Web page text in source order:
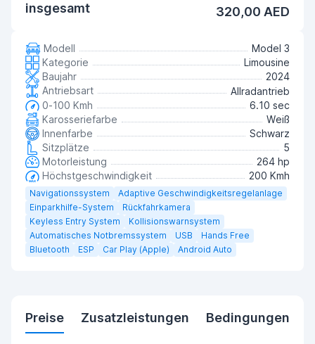
insgesamt 320,00 AED
Modell
Model 3
Kategorie
Limousine
Baujahr
2024
Antriebsart
Allradantrieb
0-100 Kmh
6.10 sec
Karosseriefarbe
Weiß
Innenfarbe
Schwarz
Sitzplätze
5
Motorleistung
264 hp
Höchstgeschwindigkeit
200 Kmh
Navigationssystem
Adaptive Geschwindigkeitsregelanlage
Einparkhilfe-System
Rückfahrkamera
Keyless Entry System
Kollisionswarnsystem
Automatisches Notbremssystem
USB
Hands Free
Bluetooth
ESP Car Play (Apple) Android Auto
Preise Zusatzleistungen Bedingungen